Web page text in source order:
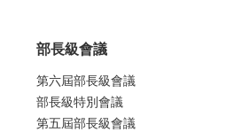
部長級會議
第六屆部長級會議
部長級特別會議
第五屆部長級會議